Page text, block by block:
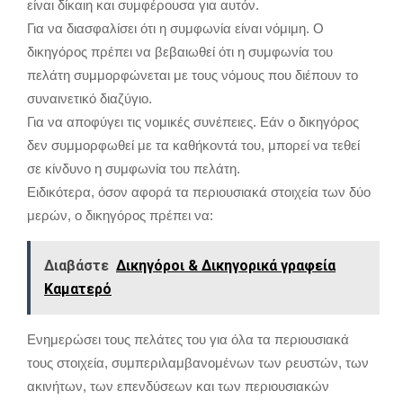
είναι δίκαιη και συμφέρουσα για αυτόν.
Για να διασφαλίσει ότι η συμφωνία είναι νόμιμη. Ο
δικηγόρος πρέπει να βεβαιωθεί ότι η συμφωνία του
πελάτη συμμορφώνεται με τους νόμους που διέπουν το
συναινετικό διαζύγιο.
Για να αποφύγει τις νομικές συνέπειες. Εάν ο δικηγόρος
δεν συμμορφωθεί με τα καθήκοντά του, μπορεί να τεθεί
σε κίνδυνο η συμφωνία του πελάτη.
Ειδικότερα, όσον αφορά τα περιουσιακά στοιχεία των δύο
μερών, ο δικηγόρος πρέπει να:
Διαβάστε Δικηγόροι & Δικηγορικά γραφεία
Καματερό
Ενημερώσει τους πελάτες του για όλα τα περιουσιακά
τους στοιχεία, συμπεριλαμβανομένων των ρευστών, των
ακινήτων, των επενδύσεων και των περιουσιακών